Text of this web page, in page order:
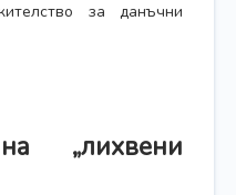
за данъчни
„лихвени